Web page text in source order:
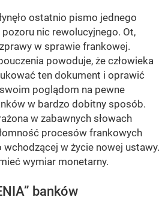
ostatnio pismo jednego
nic rewolucyjnego. Ot,
w sprawie frankowej.
powoduje, że człowieka
ten dokument i oprawić
poglądom na pewne
w bardzo dobitny sposób.
w zabawnych słowach
procesów frankowych
w życie nowej ustawy.
wymiar monetarny.
banków